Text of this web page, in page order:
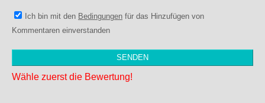
Ich bin mit den Bedingungen für das Hinzufügen von
Kommentaren einverstanden
Wähle zuerst die Bewertung!